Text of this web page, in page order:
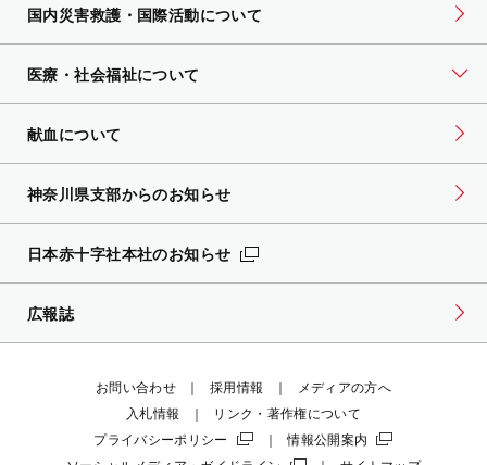
国内災害救護・国際活動について
医療・社会福祉について
献血について
神奈川県支部からのお知らせ
日本赤十字社本社のお知らせ
広報誌
お問い合わせ 採用情報
メディアの方へ
入札情報
リンク・著作権について
プライバシーポリシー
情報公開案内